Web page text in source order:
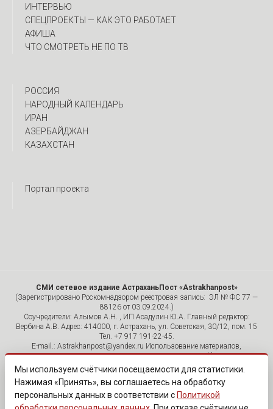
ИНТЕРВЬЮ
CПЕЦПРОЕКТЫ — КАК ЭТО РАБОТАЕТ
АФИША
ЧТО СМОТРЕТЬ НЕ ПО ТВ
РОССИЯ
НАРОДНЫЙ КАЛЕНДАРЬ
ИРАН
АЗЕРБАЙДЖАН
КАЗАХСТАН
Портал проекта
СМИ сетевое издание АстраханьПост «Astrakhanpost»
(Зарегистрировано Роскомнадзором реестровая запись: ЭЛ № ФС 77 —
88126 от 03.09.2024.)
Соучредители: Алымов А.Н. , ИП Асадулин Ю.А. Главный редактор:
Вербина А.В. Адрес: 414000, г. Астрахань, ул. Советская, 30/12, пом. 15
Тел. +7 917 191-22-45.
E-mail.: Astrakhanpost@yandex.ru Использование материалов,
размещенных на страницах сетевого издания «Astrakhanpost»,
допускается исключительно с указанием источника и публикацией
активной гиперссылки на портал Astrakhanpost.ru. Комментарии
читателей сайта размещаются без предварительного редактирования.
Редакция оставляет за собой право удалить их с сайта или
отредактировать, если указанные сообщения нарушают законы РФ.
Мы используем счётчики посещаемости для статистики.
Нажимая «Принять», вы соглашаетесь на обработку
персональных данных в соответствии с Политикой